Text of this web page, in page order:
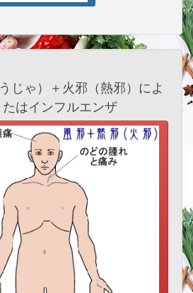
じゃ）＋火邪（熱邪）によ
たはインフルエンザ